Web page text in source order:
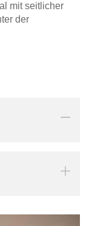
mit seitlicher
der